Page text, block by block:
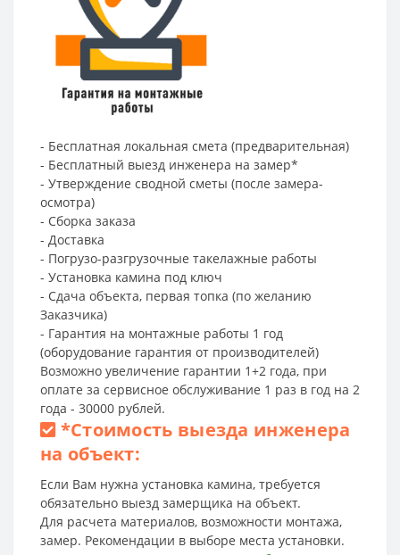
- Бесплатная локальная смета (предварительная)
- Бесплатный выезд инженера на замер*
- Утверждение сводной сметы (после замера-
осмотра)
- Сборка заказа
- Доставка
- Погрузо-разгрузочные такелажные работы
- Установка камина под ключ
- Сдача объекта, первая топка (по желанию
Заказчика)
- Гарантия на монтажные работы 1 год
(оборудование гарантия от производителей)
Возможно увеличение гарантии 1+2 года, при
оплате за сервисное обслуживание 1 раз в год на 2
года - 30000 рублей.
*Стоимость выезда инженера
на объект:
Если Вам нужна установка камина, требуется
обязательно выезд замерщика на объект.
Для расчета материалов, возможности монтажа,
замер. Рекомендации в выборе места установки.